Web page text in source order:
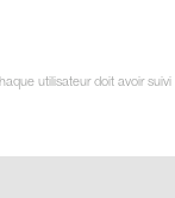
utilisateur doit avoir